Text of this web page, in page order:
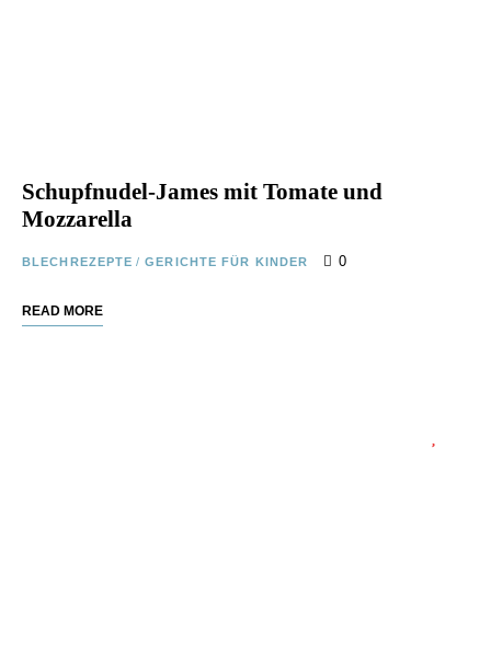
Schupfnudel-James mit Tomate und
Mozzarella
BLECHREZEPTE / GERICHTE FÜR KINDER 0
READ MORE